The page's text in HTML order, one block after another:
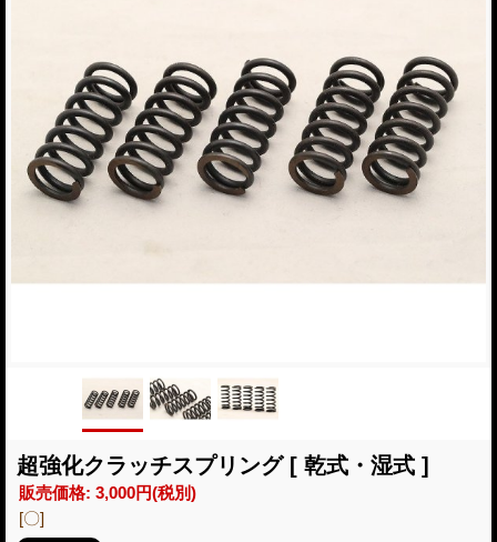
超強化クラッチスプリング [ 乾式・湿式 ]
販売価格: 3,000円(税別)
[〇]